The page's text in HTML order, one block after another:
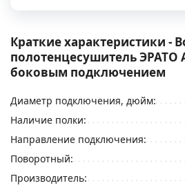
Краткие характеристики -
полотенцесушитель ЭРАТО
боковым подключением
Диаметр подключения, дюйм:
Наличие полки:
Направление подключения:
Поворотный:
Производитель: